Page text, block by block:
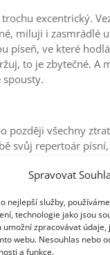
Spravovat
nejlepší služby,
technologie jako jsou
zpracovávat
webu. Nesouhlas nebo
a funkce.
excentrický.
miluji i zasmrádlé
píseň, ve které
to je zbytečné. A
spousty.
později všechny
svůj repertoár
jaké písně umíš a